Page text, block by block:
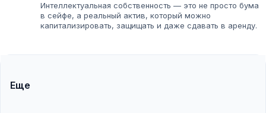
Интеллектуальная собственность — это не просто
в сейфе, а реальный актив, который можно
капитализировать, защищать и даже сдавать в аренду. В
Еще